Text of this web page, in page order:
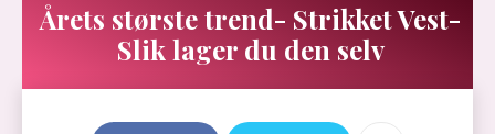
Årets største trend- Strikket Vest-
Slik lager du den selv